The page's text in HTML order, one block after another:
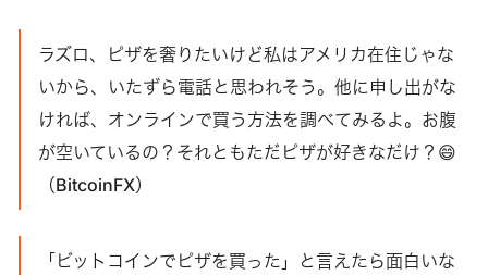
ラズロ、ピザを奢りたいけど私はアメリカ在住じゃな
いから、いたずら電話と思われそう。他に申し出がな
ければ、オンラインで買う方法を調べてみるよ。お腹
が空いているの？それともただピザが好きなだけ？😄
（BitcoinFX）
「ビットコインでピザを買った」と言えたら面白いな